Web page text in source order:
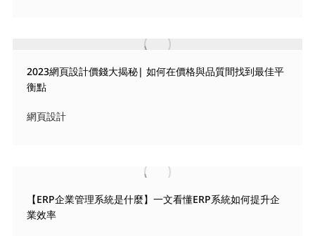
2023網頁設計價錢大揭秘| 如何在價格與品質間找到最佳平
衡點
網頁設計
【ERP企業管理系統是什麼】一文看懂ERP系統如何提升企
業效率